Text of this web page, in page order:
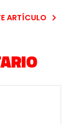
ARTÍCULO